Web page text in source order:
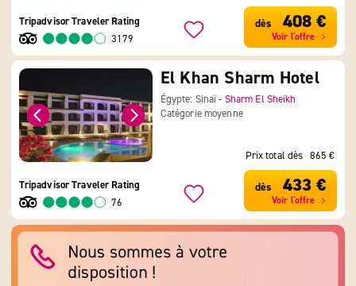
Tripadvisor Traveler Rating
3179
dès 408 €
Voir l'offre
El Khan Sharm Hotel
Égypte: Sinaï - Sharm El Sheikh
Catégorie moyenne
Tripadvisor Traveler Rating
76
Prix total dès 865 €
dès 433 €
Voir l'offre